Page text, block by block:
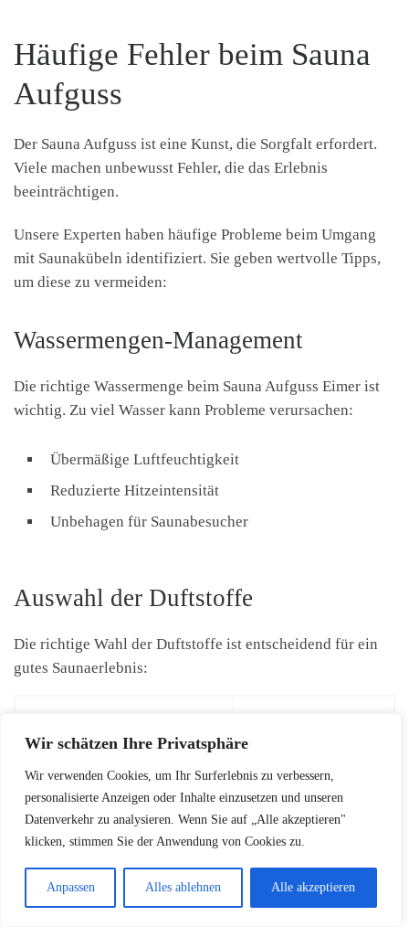
Wir schätzen Ihre Privatsphäre
Wir verwenden Cookies, um Ihr Surferlebnis zu verbessern,
personalisierte Anzeigen oder Inhalte einzusetzen und unseren
Datenverkehr zu analysieren. Wenn Sie auf „Alle akzeptieren"
klicken, stimmen Sie der Anwendung von Cookies zu.
Anpassen Alles ablehnen Alle akzeptieren
Häufige Fehler beim Sauna
Aufguss
Der Sauna Aufguss ist eine Kunst, die Sorgfalt erfordert.
Viele machen unbewusst Fehler, die das Erlebnis
beeinträchtigen.
Unsere Experten haben häufige Probleme beim Umgang
mit Saunakübeln identifiziert. Sie geben wertvolle Tipps,
um diese zu vermeiden:
Wassermengen-Management
Die richtige Wassermenge beim Sauna Aufguss Eimer ist
wichtig. Zu viel Wasser kann Probleme verursachen:
Übermäßige Luftfeuchtigkeit
Reduzierte Hitzeintensität
Unbehagen für Saunabesucher
Auswahl der Duftstoffe
Die richtige Wahl der Duftstoffe ist entscheidend für ein
gutes Saunaerlebnis:
DUFTSTOFFE
Synthetische Aromen
Natürliche ätherische
Öle
Billige Produkte
Hochwertige